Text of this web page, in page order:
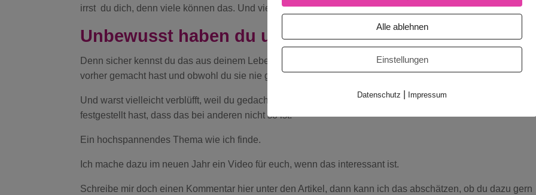
irrst du dich, denn viele können das. Und viele machen das.
Unbewusst haben du und ich das schon immer
Denn sicher kennst du das aus deinem Leben, dass du manche Dinge kannst und weißt, obwohl du sie nie
vorher gemacht hast und obwohl du sie nie gelernt hast.
Und warst vielleicht verblüfft, weil du gedacht hast, dass das bei allen anderen auch so ist. Und weil du
festgestellt hast, dass das bei anderen nicht so ist.
Ein hochspannendes Thema wie ich finde.
Ich mache dazu im neuen Jahr ein Video für euch, wenn das interessant ist.
Schreibe mir doch einen Kommentar hier unter den Artikel, dann kann ich das abschätzen, ob du dazu gern
Alle ablehnen
Einstellungen
Datenschutz Impressum